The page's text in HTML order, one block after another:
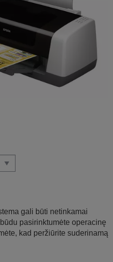
gali būti netinkamai
pasirinktumėte operacinę
kad peržiūrite suderinamą